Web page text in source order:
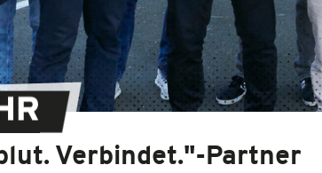
Verbindet."-Partner